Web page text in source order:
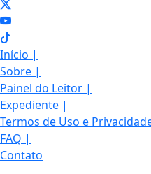
Início |
Sobre |
Painel do Leitor |
Expediente |
Termos de Uso e
FAQ |
Contato